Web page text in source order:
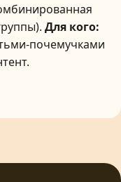
Для кого:
почемучками